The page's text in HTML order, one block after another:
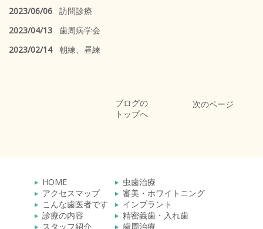
2023/06/06 訪問診療
2023/04/13 歯周病学会
2023/02/14朝練、昼練
ブログの
トップへ
次のページ
HOME
アクセスマップ
こんな歯医者です
診療の内容
スタッフ紹介
虫歯治療
審美・ホワイトニング
インプラント
精密義歯・入れ歯
歯周治療